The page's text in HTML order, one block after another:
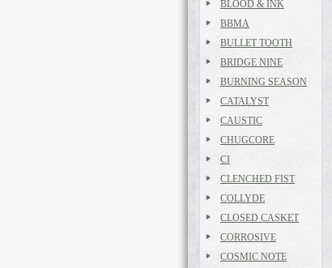
BLOOD & INK
BBMA
BULLET TOOTH
BRIDGE NINE
BURNING SEASON
CATALYST
CAUSTIC
CHUGCORE
CI
CLENCHED FIST
COLLYDE
CLOSED CASKET
CORROSIVE
COSMIC NOTE